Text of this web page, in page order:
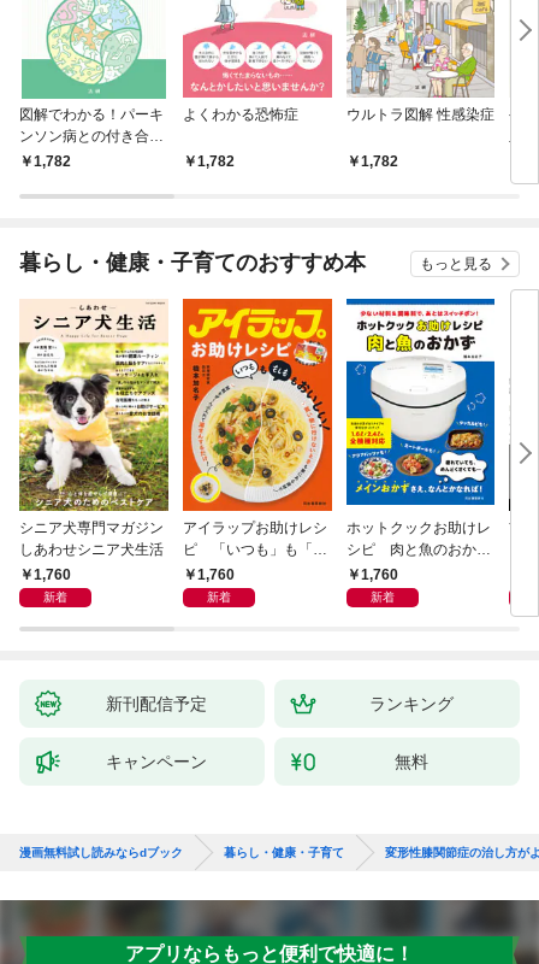
図解でわかる！パーキ
ンソン病との付き合い
方1,782
よくわかる恐怖症
1,782
ウルトラ図解 性感染症
1,782
や
暮らし・健康・子育てのおすすめ本 もっと見る
シニア犬専門マガジン
しあわせシニア犬生活
1,760
新着
アイラップお助けレシ
ピ 「いつも」も「も
しも」もおいしい！
1,760
新着
ホットクックお助けレ
シピ 肉と魚のおか
ず 少ない材料＆調味
料で、あとはスイッチ
1,760
新着
首
リ
昇
新刊配信予定 ランキング
キャンペーン 無料
漫画無料試し読みならdブック 暮らし・健康・子育て 変形性膝関節症の治し方が
アプリならもっと便利で快適に！